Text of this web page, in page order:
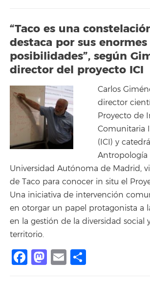
“Taco es una
destaca por sus enormes
posibilidades”, según
director del proyecto ICI
Carlos
director
Proyecto de
Comunitaria
(ICI) y
Antropología
Universidad Autónoma de Madrid,
de Taco para conocer in situ el
Una iniciativa de intervención
en otorgar un papel protagonista a
en la gestión de la diversidad social
territorio.
Facebook
Mastodon
Email